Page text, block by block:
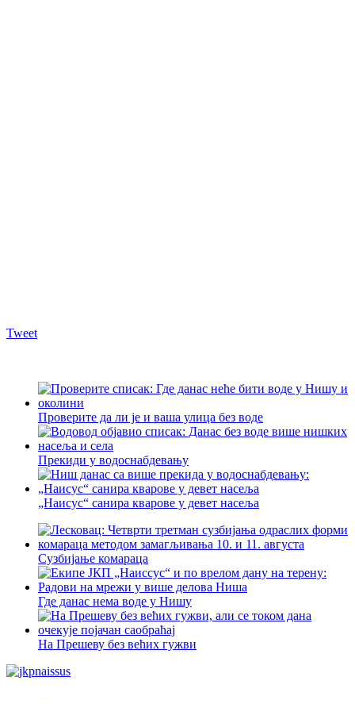
Tweet
Проверите да ли је и ваша улица без воде
Прекиди у водоснабдевању
„Наисус“ санира кварове у девет насеља
Сузбијање комараца
Где данас нема воде у Нишу
На Прешеву без већих гужви